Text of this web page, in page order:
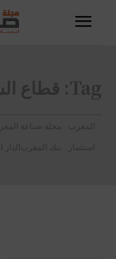
Tag: قطاع
المغرب مجلة صناعة
استثمار
بنك المغرب الدار